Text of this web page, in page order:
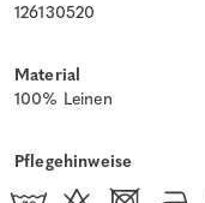
126130520
Material
100% Leinen
Pflegehinweise